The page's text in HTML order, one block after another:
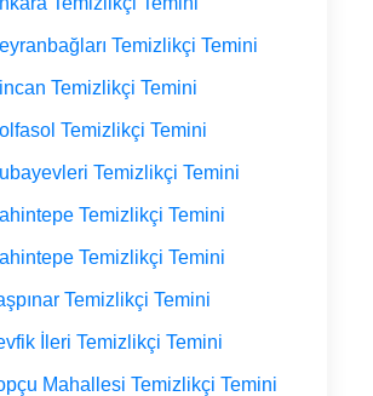
Temizlikçi Temini
Temizlikçi Temini
Temizlikçi Temini
Temizlikçi Temini
Temizlikçi Temini
Temizlikçi Temini
Temizlikçi Temini
İleri Temizlikçi Temini
Mahallesi Temizlikçi Temini